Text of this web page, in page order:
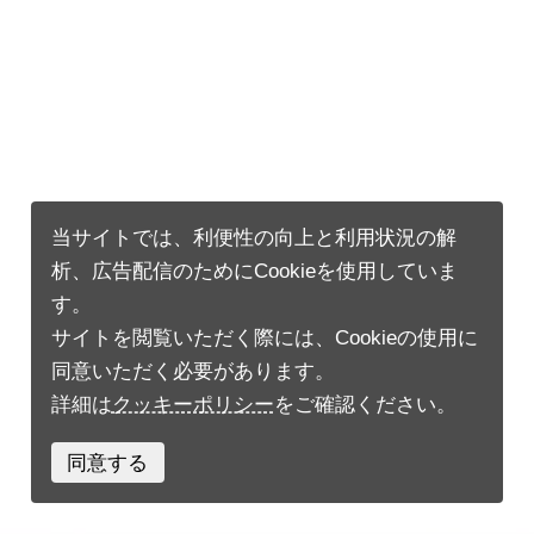
当サイトでは、利便性の向上と利用状況の解
析、広告配信のためにCookieを使用していま
す。
サイトを閲覧いただく際には、Cookieの使用に
同意いただく必要があります。
詳細はクッキーポリシーをご確認ください。
同意する